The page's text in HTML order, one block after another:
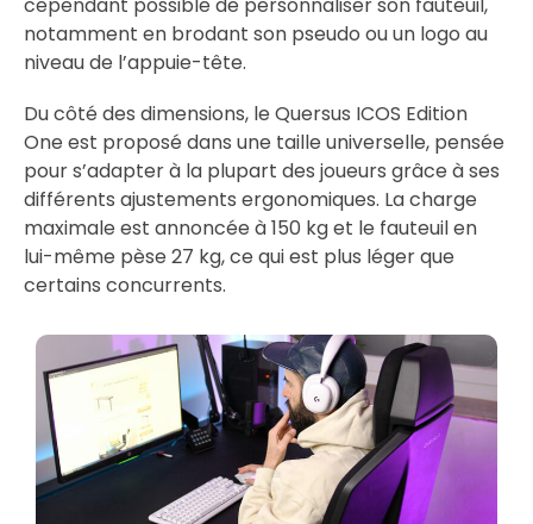
notamment en brodant son pseudo ou un logo au
niveau de l’appuie-tête.
Du côté des dimensions, le Quersus ICOS Edition
One est proposé dans une taille universelle, pensée
pour s’adapter à la plupart des joueurs grâce à ses
différents ajustements ergonomiques. La charge
maximale est annoncée à 150 kg et le fauteuil en
lui-même pèse 27 kg, ce qui est plus léger que
certains concurrents.